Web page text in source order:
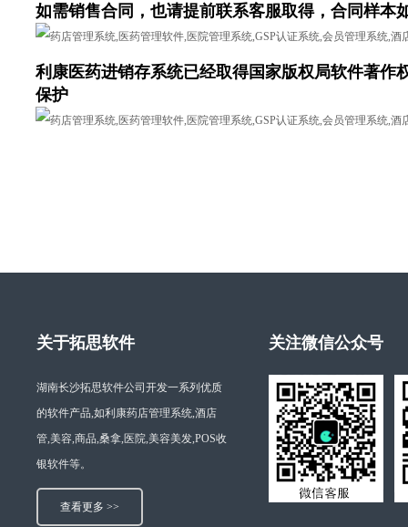
如需销售合同，也请提前联系客服取得，合同样本
利康医药进销存系统已经取得国家版权局软件著作
保护
关于拓思软件
湖南长沙拓思软件公司开发一系列优质
的软件产品,如利康药店管理系统,酒店
管,美容,商品,桑拿,医院,美容美发,POS收
银软件等。
查看更多 >>
关注微信公众号